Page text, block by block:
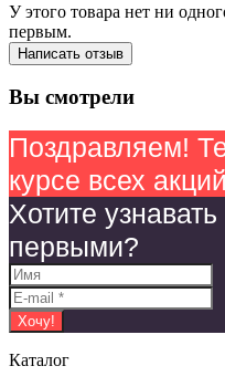
У этого товара нет ни
первым.
Написать отзыв
Вы смотрели
Поздравляем!
курсе всех
Хотите
первыми?
Каталог